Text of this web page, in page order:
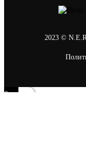
2023 ©
0